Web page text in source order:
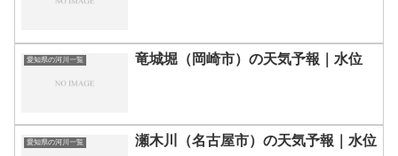
愛知県の河川一覧 竜城堀（岡崎市）の天気予報｜水位
愛知県の河川一覧 瀬木川（名古屋市）の天気予報｜水位